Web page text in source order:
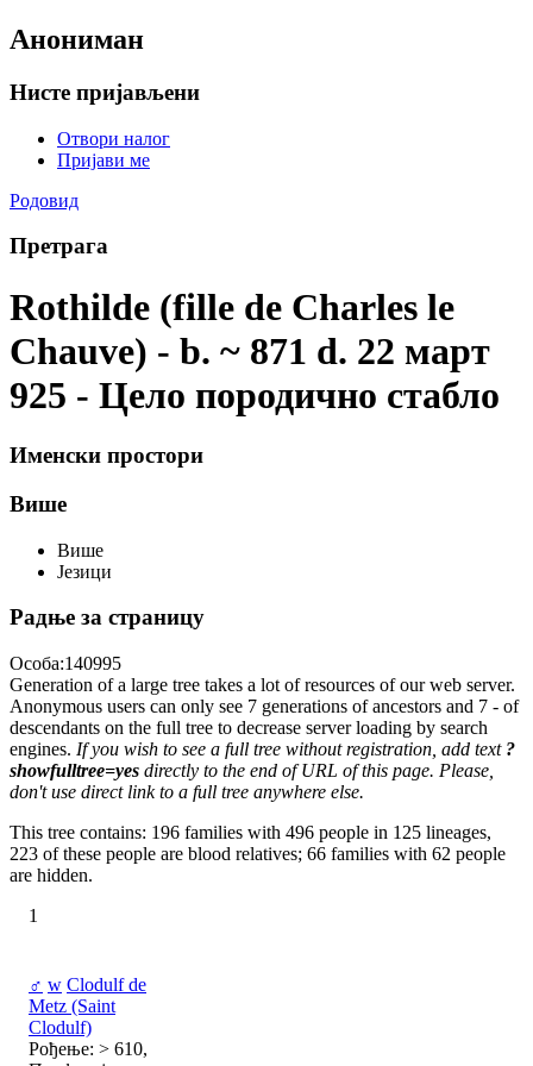
Анониман
Нисте пријављени
Отвори налог
Пријави ме
Родовид
Претрага
Rothilde (fille de Charles le
Chauve) - b. ~ 871 d. 22 март
925 - Цело породично стабло
Именски простори
Више
Више
Језици
Радње за страницу
Особа:140995
Generation of a large tree takes a lot of resources of our web server.
Anonymous users can only see 7 generations of ancestors and 7 - of
descendants on the full tree to decrease server loading by search
engines. If you wish to see a full tree without registration, add text ?
showfulltree=yes directly to the end of URL of this page. Please,
don't use direct link to a full tree anywhere else.
This tree contains: 196 families with 496 people in 125 lineages,
223 of these people are blood relatives; 66 families with 62 people
are hidden.
1
♂ w Clodulf de
Metz (Saint
Clodulf)
Рођење: > 610,